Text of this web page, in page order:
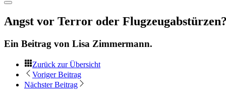
Angst vor Terror oder
Ein Beitrag von Lisa Zimmermann.
Zurück zur Übersicht
Voriger Beitrag
Nächster Beitrag